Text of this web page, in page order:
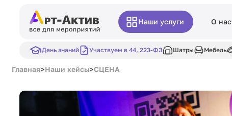
Наши услуги О нас
День знаний Участвуем в 44, 223-ФЗ Шатры Мебель
Главная>Наши кейсы>СЦЕНА